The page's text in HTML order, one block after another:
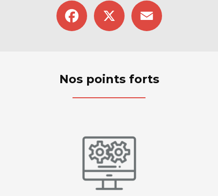
Facebook
Nos points forts